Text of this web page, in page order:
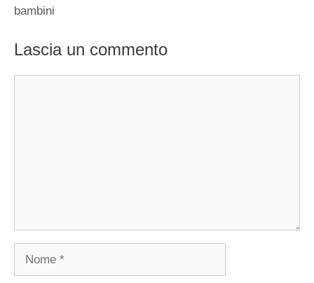
bambini
Lascia un commento
Nome